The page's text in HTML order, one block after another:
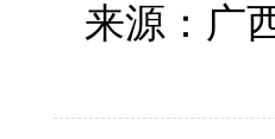
来源：广